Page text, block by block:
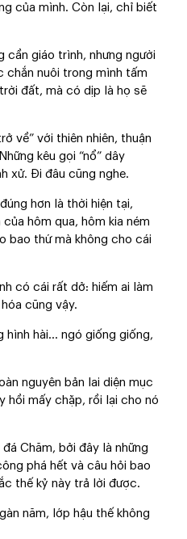
của mình. Còn lại, chỉ biết
cần giáo trình, nhưng người
chắn nuôi trong mình tấm
đất, mà có dịp là họ sẽ
về” với thiên nhiên, thuận
kêu gọi “nổ” dây
xử. Đi đâu cũng nghe.
hơn là thời hiện tại,
hôm qua, hôm kia ném
bao thứ mà không cho cái
có cái rất dở: hiếm ai làm
cũng vậy.
hình hài… ngó giống giống,
nguyên bản lai diện mục
hồi mấy chặp, rồi lại cho nó
Chăm, bởi đây là những
phá hết và câu hỏi bao
thế kỷ này trả lời được.
năm, lớp hậu thế không